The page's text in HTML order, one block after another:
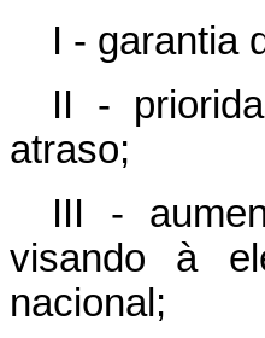
I - garantia
II -
atraso;
III -
visando à
nacional;